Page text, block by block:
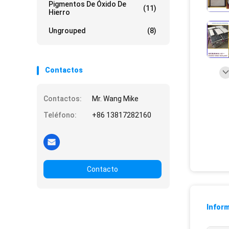
Pigmentos De Óxido De
Hierro
(11)
Ungrouped (8)
Contactos
Contactos:
Mr. Wang Mike
Teléfono:
+86 13817282160
Contacto